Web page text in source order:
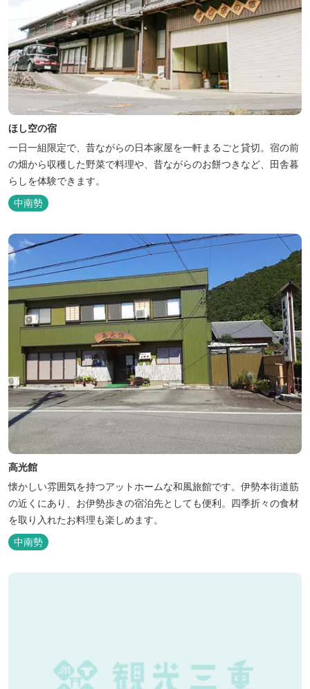
ほし空の宿
一日一組限定で、昔ながらの日本家屋を一軒まるごと貸切。宿の前
の畑から収穫した野菜で料理や、昔ながらのお餅つきなど、田舎暮
らしを体験できます。
中南勢
高光館
懐かしい雰囲気を持つアットホームな和風旅館です。伊勢本街道筋
の近くにあり、お伊勢歩きの宿泊先としても便利。四季折々の食材
を取り入れたお料理も楽しめます。
中南勢